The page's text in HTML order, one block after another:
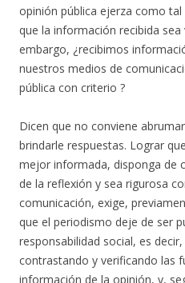
opinión pública ejerza como
que la información recibida sea
embargo, ¿recibimos
nuestros medios de
pública con criterio ?
Dicen que no conviene
brindarle respuestas. Lograr
mejor informada, disponga de
de la reflexión y sea rigurosa
comunicación, exige,
que el periodismo deje de ser
responsabilidad social, es
contrastando y verificando las
información de la opinión, y,